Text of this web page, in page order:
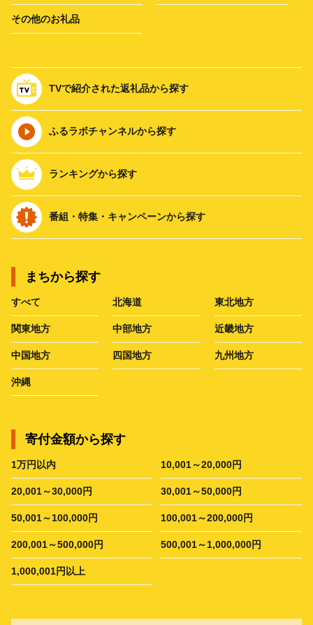
その他のお礼品
TVで紹介された返礼品から探す
ふるラボチャンネルから探す
ランキングから探す
番組・特集・キャンペーンから探す
まちから探す
すべて 北海道 東北地方
関東地方 中部地方 近畿地方
中国地方 四国地方 九州地方
沖縄
寄付金額から探す
1万円以内 10,001～20,000円
20,001～30,000円 30,001～50,000円
50,001～100,000円 100,001～200,000円
200,001～500,000円 500,001～1,000,000円
1,000,001円以上